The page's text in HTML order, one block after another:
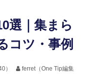
選｜集まら
コツ・事例
）
ferret（One Tip編集